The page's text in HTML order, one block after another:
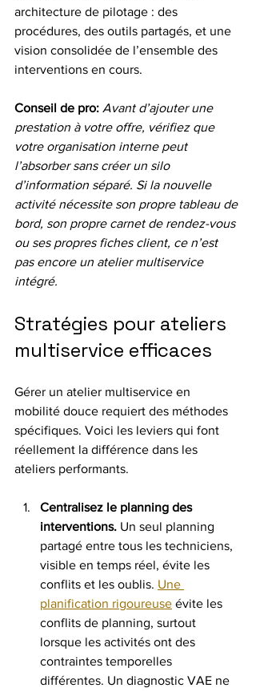
architecture de pilotage : des
procédures, des outils partagés, et une
vision consolidée de l’ensemble des
interventions en cours.
Conseil de pro: Avant d’ajouter une
prestation à votre offre, vérifiez que
votre organisation interne peut
l’absorber sans créer un silo
d’information séparé. Si la nouvelle
activité nécessite son propre tableau de
bord, son propre carnet de rendez-vous
ou ses propres fiches client, ce n’est
pas encore un atelier multiservice
intégré.
Stratégies pour ateliers
multiservice efficaces
Gérer un atelier multiservice en
mobilité douce requiert des méthodes
spécifiques. Voici les leviers qui font
réellement la différence dans les
ateliers performants.
Centralisez le planning des
interventions. Un seul planning
partagé entre tous les techniciens,
visible en temps réel, évite les
conflits et les oublis. Une
planification rigoureuse évite les
conflits de planning, surtout
lorsque les activités ont des
contraintes temporelles
différentes. Un diagnostic VAE ne